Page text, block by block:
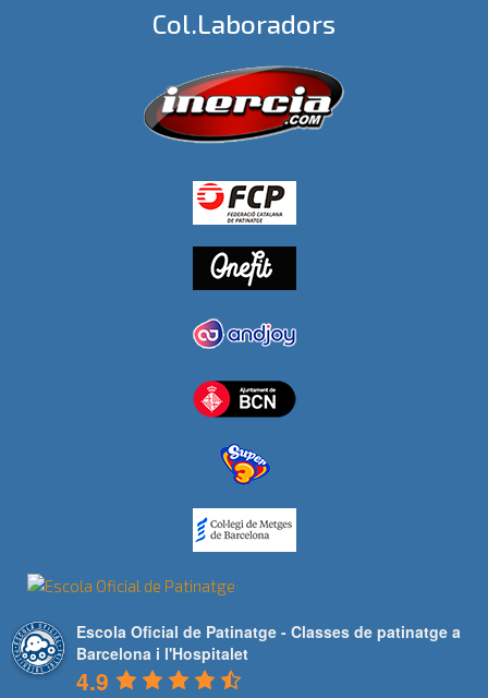
Col.laboradors
Escola Oficial de Patinatge - Classes de patinatge a
Barcelona i l'Hospitalet
4.9